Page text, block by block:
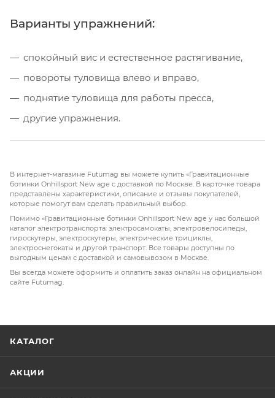
Варианты упражнений:
спокойный вис и естественное растягивание,
повороты туловища влево и вправо,
поднятие туловища для работы пресса,
другие упражнения.
В интернет-магазине Futumag вы можете купить «Гравитационные
ботинки Onhillsport New age с доставкой по Москве. В карточке товара
представлены характеристики, описание и отзывы покупателей,
которые помогут вам сделать правильный выбор.
Помимо «Гравитационные ботинки Onhillsport New age у нас большой
каталог электротранспорта: электросамокаты, электровелосипеды,
гироскутеры, электроскутеры, электрические трициклы,
электроснегокаты и другой транспорт. Все товары доступны по
выгодным ценам с доставкой и самовывозом в Москве.
Вы всегда можете оформить и оплатить заказ онлайн на официальном
сайте Futumag.
КАТАЛОГ
АКЦИИ